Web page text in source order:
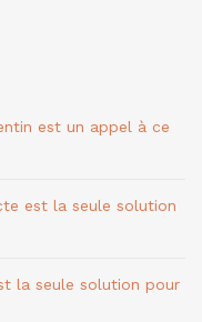
est un appel à ce
est la seule solution
la seule solution pour